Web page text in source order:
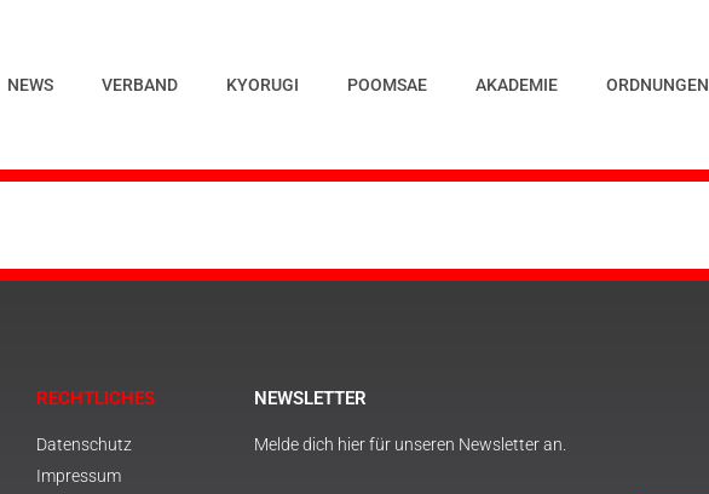
NEWS VERBAND KYORUGI POOMSAE AKADEMIE ORDNUNGEN
RECHTLICHES
Datenschutz
Impressum
NEWSLETTER
Melde dich hier für unseren Newsletter an.